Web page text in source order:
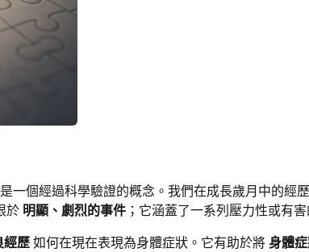
一個經過科學驗證的概念。我們在成長歲月中的經
於 明顯、劇烈的事件 ；它涵蓋了一系列壓力性或有
經歷 如何在現在表現為身體症狀。它有助於將 身體